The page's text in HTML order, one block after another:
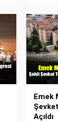
Emek
Açıldı